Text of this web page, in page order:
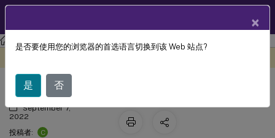
Profile Management Profile Management 2109
场景 5 - 对用户存储执行负载平衡
September 7,
2022
投稿者:
C
×
是否要使用您的浏览器的首选语言切换到该 Web 站点?
是 否